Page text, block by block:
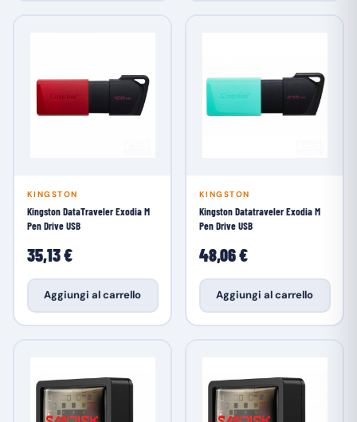
KINGSTON
Kingston DataTraveler Exodia M
Pen Drive USB
35,13 €
Aggiungi al carrello
KINGSTON
Kingston Datatraveler Exodia M
Pen Drive USB
48,06 €
Aggiungi al carrello